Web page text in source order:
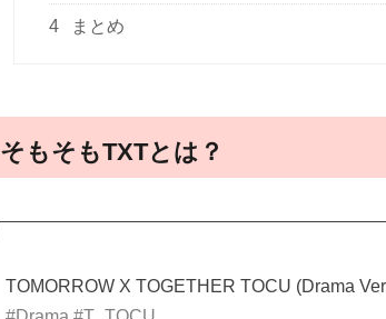
4 まとめ
そもそもTXTとは？
TOMORROW X TOGETHER TOCU (Drama